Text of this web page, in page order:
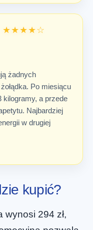
★★★★☆
żadnych
Po miesiącu
kilogramy, a przede
Najbardziej
w drugiej
kupić?
294 zł,